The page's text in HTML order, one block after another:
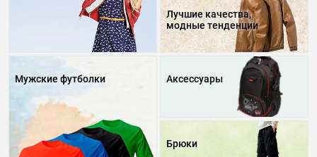
Лучшие качества,
модные тенденции
Мужские футболки Аксессуары
Брюки